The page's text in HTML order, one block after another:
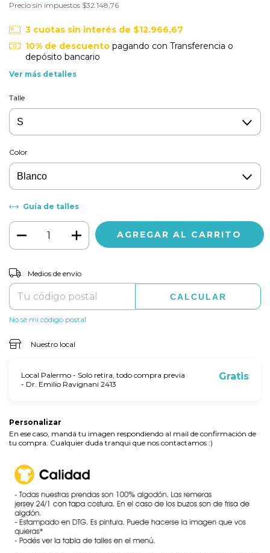
Precio sin impuestos $32.148,76
3 cuotas sin interés de $12.966,67
10% de descuentopagando con Transferencia o
depósito bancario
Ver más detalles
Talle
Color
Guía de talles
Entregas para el CP:
Medios de envío
CALCULAR
No sé mi código postal
Nuestro local
Local Palermo - Solo retira, todo compra previa
- Dr. Emilio Ravignani 2413
Gratis
Personalizar
En ese caso, mandá tu imagen respondiendo al mail de confirmación de
tu compra. Cualquier duda tranqui que nos contactamos :)